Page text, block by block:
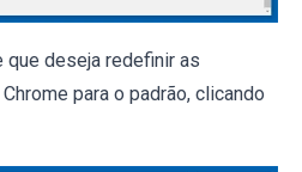
que deseja redefinir as
para o padrão, clicando